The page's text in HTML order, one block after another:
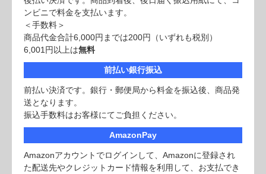
ンビニで料金を支払います。
＜手数料＞
商品代金合計6,000円までは200円（いずれも税別）
6,001円以上は無料
前払い銀行振込
前払い決済です。銀行・郵便局から料金を振込後、商品発
送となります。
振込手数料はお客様にてご負担ください。
AmazonPay
Amazonアカウントでログインして、Amazonに登録され
た配送先やクレジットカード情報を利用して、お支払でき